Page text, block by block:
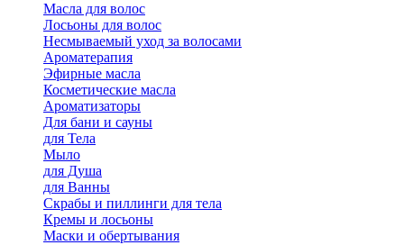
Масла для волос
Лосьоны для волос
Несмываемый уход за волосами
Ароматерапия
Эфирные масла
Косметические масла
Ароматизаторы
Для бани и сауны
для Тела
Мыло
для Душа
для Ванны
Скрабы и пиллинги для тела
Кремы и лосьоны
Маски и обертывания